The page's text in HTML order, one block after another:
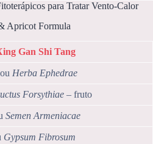
para Tratar Vento-Calor
Apricot Formula
Gan Shi Tang
Herba Ephedrae
Forsythiae– fruto
Semen Armeniacae
Gypsum Fibrosum